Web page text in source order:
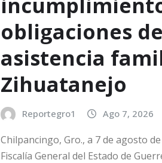
obligaciones de
asistencia
Zihuatanejo
Reportegro1 Ago 7, 2026
Chilpancingo, Gro., a 7 de agosto de
Fiscalía General del Estado de